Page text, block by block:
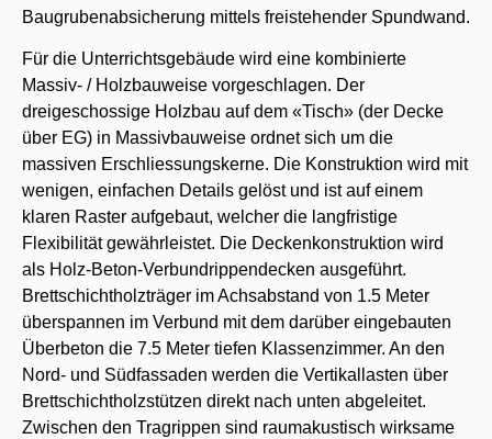
Baugrubenabsicherung mittels freistehender Spundwand.
Für die Unterrichtsgebäude wird eine kombinierte
Massiv- / Holzbauweise vorgeschlagen. Der
dreigeschossige Holzbau auf dem «Tisch» (der Decke
über EG) in Massivbauweise ordnet sich um die
massiven Erschliessungskerne. Die Konstruktion wird mit
wenigen, einfachen Details gelöst und ist auf einem
klaren Raster aufgebaut, welcher die langfristige
Flexibilität gewährleistet. Die Deckenkonstruktion wird
als Holz-Beton-Verbundrippendecken ausgeführt.
Brettschichtholzträger im Achsabstand von 1.5 Meter
überspannen im Verbund mit dem darüber eingebauten
Überbeton die 7.5 Meter tiefen Klassenzimmer. An den
Nord- und Südfassaden werden die Vertikallasten über
Brettschichtholzstützen direkt nach unten abgeleitet.
Zwischen den Tragrippen sind raumakustisch wirksame